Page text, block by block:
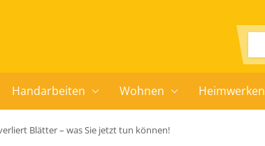
Handarbeiten Wohnen Heimwerken
Blätter – was Sie jetzt tun können!